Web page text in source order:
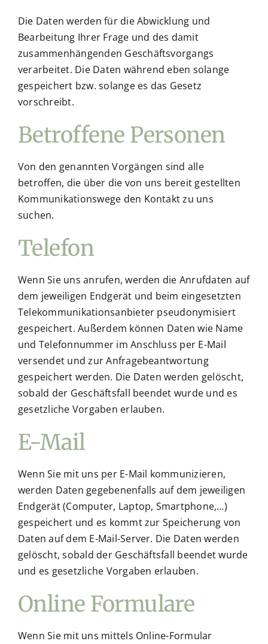
Die Daten werden für die Abwicklung und
Bearbeitung Ihrer Frage und des damit
zusammenhängenden Geschäftsvorgangs
verarbeitet. Die Daten während eben solange
gespeichert bzw. solange es das Gesetz
vorschreibt.
Betroffene Personen
Von den genannten Vorgängen sind alle
betroffen, die über die von uns bereit gestellten
Kommunikationswege den Kontakt zu uns
suchen.
Telefon
Wenn Sie uns anrufen, werden die Anrufdaten auf
dem jeweiligen Endgerät und beim eingesetzten
Telekommunikationsanbieter pseudonymisiert
gespeichert. Außerdem können Daten wie Name
und Telefonnummer im Anschluss per E-Mail
versendet und zur Anfragebeantwortung
gespeichert werden. Die Daten werden gelöscht,
sobald der Geschäftsfall beendet wurde und es
gesetzliche Vorgaben erlauben.
E-Mail
Wenn Sie mit uns per E-Mail kommunizieren,
werden Daten gegebenenfalls auf dem jeweiligen
Endgerät (Computer, Laptop, Smartphone,…)
gespeichert und es kommt zur Speicherung von
Daten auf dem E-Mail-Server. Die Daten werden
gelöscht, sobald der Geschäftsfall beendet wurde
und es gesetzliche Vorgaben erlauben.
Online Formulare
Wenn Sie mit uns mittels Online-Formular